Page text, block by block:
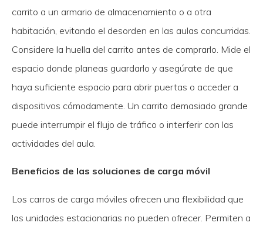
carrito a un armario de almacenamiento o a otra
habitación, evitando el desorden en las aulas concurridas.
Considere la huella del carrito antes de comprarlo. Mide el
espacio donde planeas guardarlo y asegúrate de que
haya suficiente espacio para abrir puertas o acceder a
dispositivos cómodamente. Un carrito demasiado grande
puede interrumpir el flujo de tráfico o interferir con las
actividades del aula.
Beneficios de las soluciones de carga móvil
Los carros de carga móviles ofrecen una flexibilidad que
las unidades estacionarias no pueden ofrecer. Permiten a